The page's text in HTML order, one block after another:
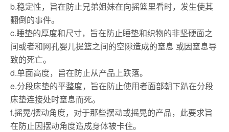
b.稳定性，旨在防止兄弟姐妹在向摇篮里看时，发生使其
翻倒的事件。
c.睡垫的厚度和尺寸，旨在防止睡垫和织物的非坚硬面之
间或者和网孔婴儿提篮之间的空隙造成的窒息 或因窒息导
致的死亡。
d.单面高度，旨在防止从产品上跌落。
e.分段床垫的平整度，旨在防止使用者面部朝下趴在分段
床垫连接处时窒息而死。
f.摇晃/摆动角度，对于那些摆动或摇晃的产品，此要求旨
在防止因摆动角度造成身体被卡住。